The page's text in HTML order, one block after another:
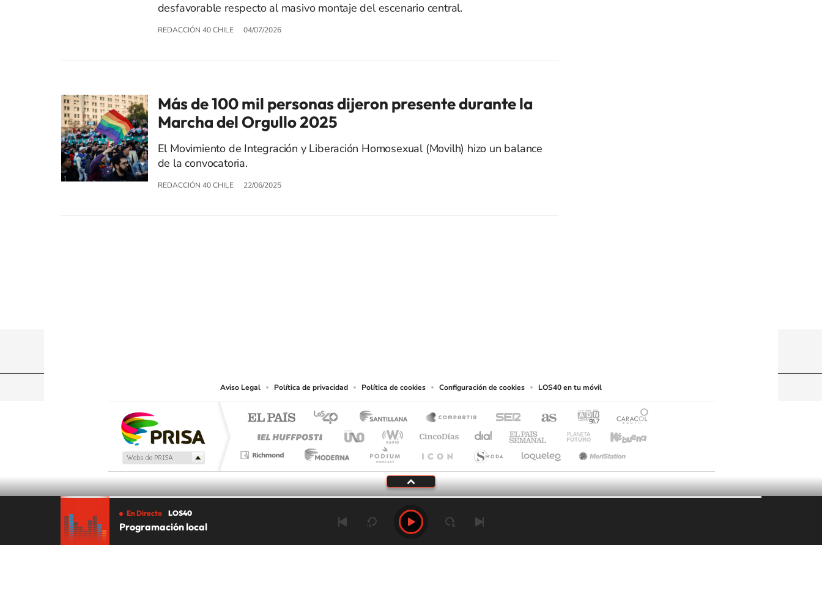
desfavorable respecto al masivo montaje del escenario central.
REDACCIÓN 40 CHILE 04/07/2026
Más de 100 mil personas dijeron presente durante la
Marcha del Orgullo 2025
El Movimiento de Integración y Liberación Homosexual (Movilh) hizo un balance
de la convocatoria.
REDACCIÓN 40 CHILE 22/06/2025
Aviso Legal Política de privacidad Política de cookies Configuración de cookies LOS40 en tu móvil
En Directo LOS40
Programación local